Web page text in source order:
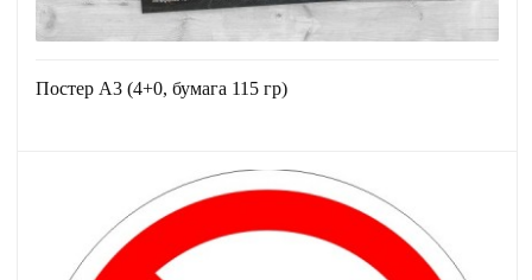
Постер А3 (4+0, бумага 115 гр)